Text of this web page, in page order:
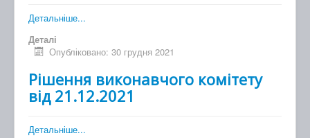
Детальніше...
Деталі
Опубліковано: 30 грудня 2021
Рішення виконавчого комітету
від 21.12.2021
Детальніше...